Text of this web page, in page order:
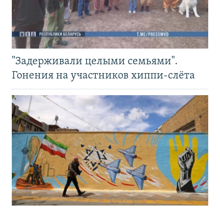
"Задерживали целыми семьями".
Гонения на участников хиппи-слёта